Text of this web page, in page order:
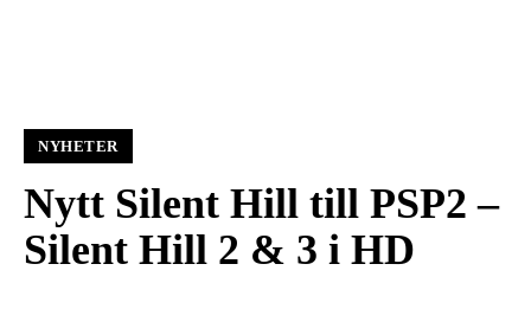
NYHETER
Nytt Silent Hill till PSP2 –
Silent Hill 2 & 3 i HD